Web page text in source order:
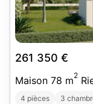
261 350 €
Maison 78 m2
4 pièces 3